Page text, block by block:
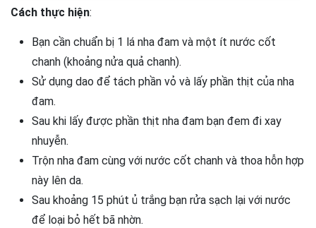
Cách thực hiện:
Bạn cần chuẩn bị 1 lá nha đam và một ít nước cốt
chanh (khoảng nửa quả chanh).
Sử dụng dao để tách phần vỏ và lấy phần thịt của nha
đam.
Sau khi lấy được phần thịt nha đam bạn đem đi xay
nhuyễn.
Trộn nha đam cùng với nước cốt chanh và thoa hỗn hợp
này lên da.
Sau khoảng 15 phút ủ trắng bạn rửa sạch lại với nước
để loại bỏ hết bã nhờn.